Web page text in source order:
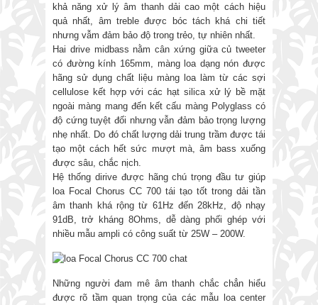
khả năng xử lý âm thanh dải cao một cách hiệu
quả nhất, âm treble được bóc tách khá chi tiết
nhưng vẫm đảm bảo độ trong trẻo, tự nhiên nhất.
Hai drive midbass nằm cân xứng giữa củ tweeter
có đường kính 165mm, màng loa dạng nón được
hãng sử dụng chất liệu màng loa làm từ các sợi
cellulose kết hợp với các hạt silica xử lý bề mặt
ngoài màng mang đến kết cấu màng Polyglass có
độ cứng tuyệt đối nhưng vẫn đảm bảo trọng lượng
nhẹ nhất. Do đó chất lượng dải trung trầm được tái
tạo một cách hết sức mượt mà, âm bass xuống
được sâu, chắc nịch.
Hệ thống dirive được hãng chú trọng đầu tư giúp
loa Focal Chorus CC 700 tái tạo tốt trong dải tần
âm thanh khá rộng từ 61Hz đến 28kHz, độ nhạy
91dB, trở kháng 8Ohms, dễ dàng phối ghép với
nhiều mẫu ampli có công suất từ 25W – 200W.
Những người đam mê âm thanh chắc chẳn hiểu
được rõ tầm quan trọng của các mẫu loa center